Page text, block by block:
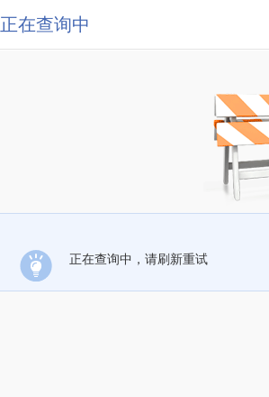
正在查询中
正在查询中，请刷新重试